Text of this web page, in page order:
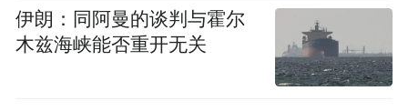
向“开放共享”升级。
针对“一老一小”等群体用餐难题及市民精神
伊朗：同阿曼的谈判与霍尔
木兹海峡能否重开无关